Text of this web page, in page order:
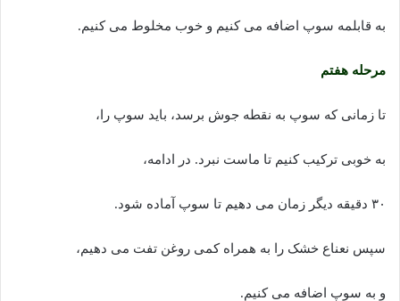
به قابلمه سوپ اضافه می کنیم و خوب مخلوط می کنیم.
مرحله هفتم
تا زمانی که سوپ به نقطه جوش برسد، باید سوپ را،
به خوبی ترکیب کنیم تا ماست نبرد. در ادامه،
۳۰ دقیقه دیگر زمان می دهیم تا سوپ آماده شود.
سپس نعناع خشک را به همراه کمی روغن تفت می دهیم،
و به سوپ اضافه می کنیم.